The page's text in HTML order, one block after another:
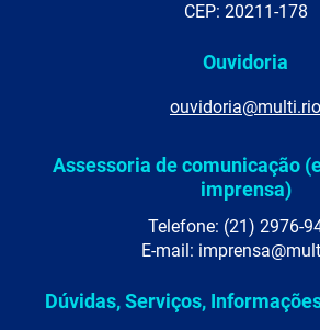
CEP: 20211-178
Ouvidoria
ouvidoria@multi.rio
Assessoria de comunicação
imprensa)
Telefone: (21) 2976-
E-mail:
Dúvidas, Serviços,